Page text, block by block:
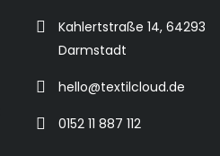
Kahlertstraße 14, 64293
Darmstadt
hello@textilcloud.de
0152 11 887 112